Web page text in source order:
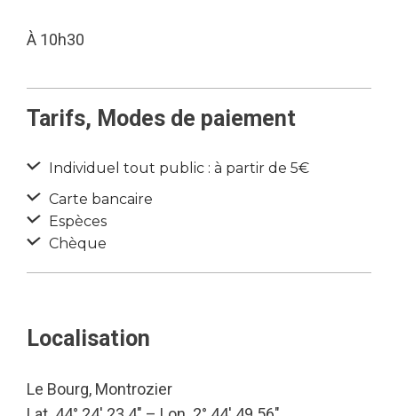
À 10h30
Tarifs, Modes de paiement
Individuel tout public : à partir de 5€
Carte bancaire
Espèces
Chèque
Localisation
Le Bourg, Montrozier